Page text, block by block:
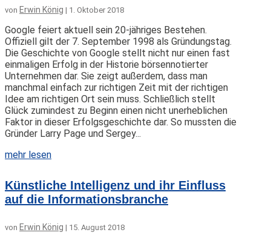
von Erwin König | 1. Oktober 2018
Google feiert aktuell sein 20-jähriges Bestehen.
Offiziell gilt der 7. September 1998 als Gründungstag.
Die Geschichte von Google stellt nicht nur einen fast
einmaligen Erfolg in der Historie börsennotierter
Unternehmen dar. Sie zeigt außerdem, dass man
manchmal einfach zur richtigen Zeit mit der richtigen
Idee am richtigen Ort sein muss. Schließlich stellt
Glück zumindest zu Beginn einen nicht unerheblichen
Faktor in dieser Erfolgsgeschichte dar. So mussten die
Gründer Larry Page und Sergey...
mehr lesen
Künstliche Intelligenz und ihr Einfluss
auf die Informationsbranche
von Erwin König | 15. August 2018